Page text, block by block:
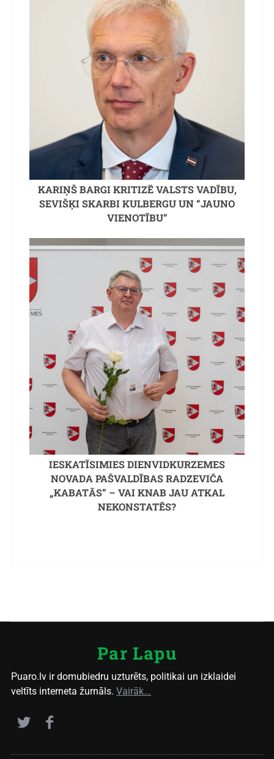
KARIŅŠ BARGI KRITIZĒ VALSTS VADĪBU,
SEVIŠĶI SKARBI KULBERGU UN “JAUNO
VIENOTĪBU”
IESKATĪSIMIES DIENVIDKURZEMES
NOVADA PAŠVALDĪBAS RADZEVIČA
„KABATĀS” – VAI KNAB JAU ATKAL
NEKONSTATĒS?
Par Lapu
Puaro.lv ir domubiedru uzturēts, politikai un izklaidei
veltīts interneta žurnāls. Vairāk...